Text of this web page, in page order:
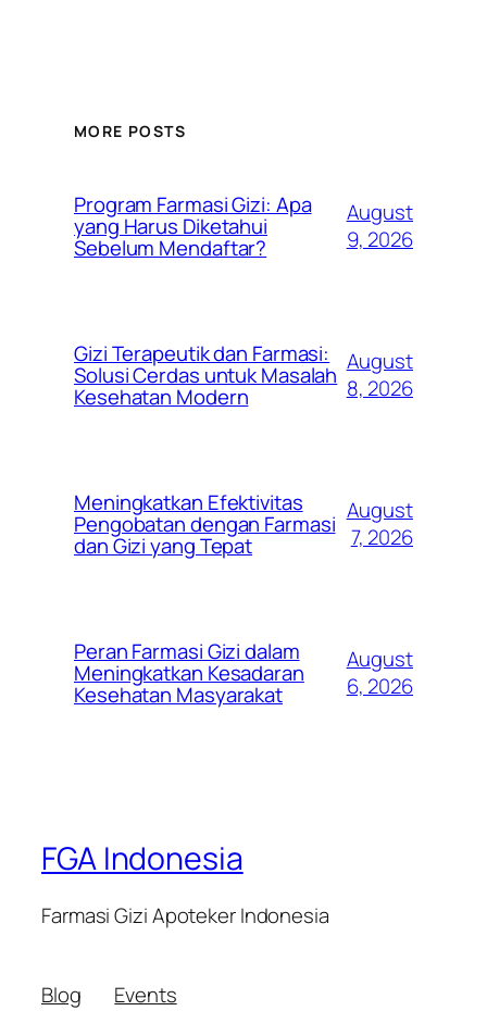
MORE POSTS
Program Farmasi Gizi: Apa
yang Harus Diketahui
Sebelum Mendaftar?
August
9, 2026
Gizi Terapeutik dan Farmasi:
Solusi Cerdas untuk Masalah
Kesehatan Modern
August
8, 2026
Meningkatkan Efektivitas
Pengobatan dengan Farmasi
dan Gizi yang Tepat
August
7, 2026
Peran Farmasi Gizi dalam
Meningkatkan Kesadaran
Kesehatan Masyarakat
August
6, 2026
FGA Indonesia
Farmasi Gizi Apoteker Indonesia
Blog
Events